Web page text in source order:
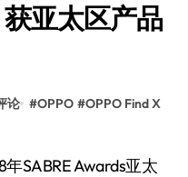
亚太区产品
论 #OPPO #OPPO Find X